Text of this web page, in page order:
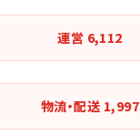
運営 6,112
物流・配送 1,997